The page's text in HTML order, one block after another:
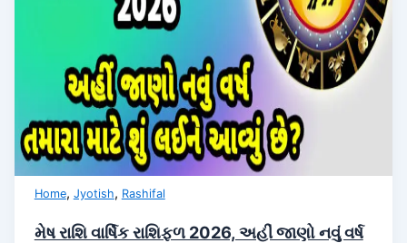
Rashifal
Home, Jyotish, Rashifal
મેષ રાશિ વાર્ષિક રાશિફળ 2026, અહીં જાણો નવું વર્ષ